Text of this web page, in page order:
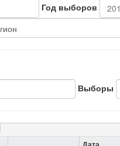
Год выборов
Выборы